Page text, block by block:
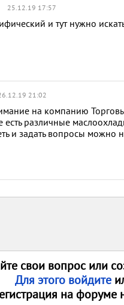
25.12.19 17:57
и тут нужно
21:02
на компанию
есть различные
и задать вопросы можно
свои вопрос или
Для этого войдите
на форуме